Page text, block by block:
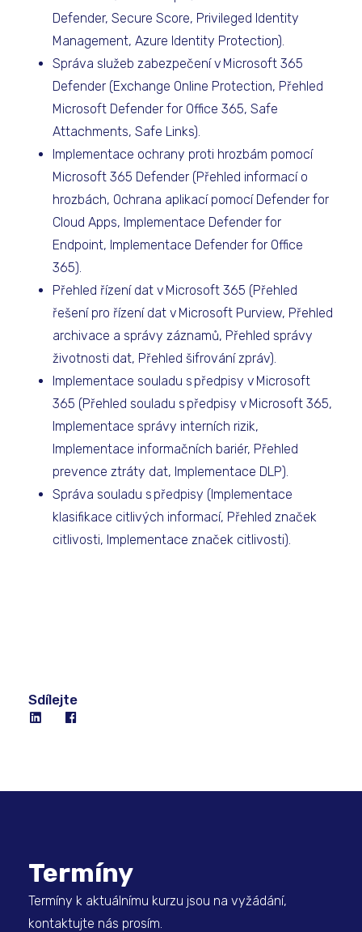
Defender, Secure Score, Privileged Identity
Management, Azure Identity Protection).
Správa služeb zabezpečení v Microsoft 365
Defender (Exchange Online Protection, Přehled
Microsoft Defender for Office 365, Safe
Attachments, Safe Links).
Implementace ochrany proti hrozbám pomocí
Microsoft 365 Defender (Přehled informací o
hrozbách, Ochrana aplikací pomocí Defender for
Cloud Apps, Implementace Defender for
Endpoint, Implementace Defender for Office
365).
Přehled řízení dat v Microsoft 365 (Přehled
řešení pro řízení dat v Microsoft Purview, Přehled
archivace a správy záznamů, Přehled správy
životnosti dat, Přehled šifrování zpráv).
Implementace souladu s předpisy v Microsoft
365 (Přehled souladu s předpisy v Microsoft 365,
Implementace správy interních rizik,
Implementace informačních bariér, Přehled
prevence ztráty dat, Implementace DLP).
Správa souladu s předpisy (Implementace
klasifikace citlivých informací, Přehled značek
citlivosti, Implementace značek citlivosti).
Sdílejte
Termíny
Termíny k aktuálnímu kurzu jsou na vyžádání,
kontaktujte nás prosím.